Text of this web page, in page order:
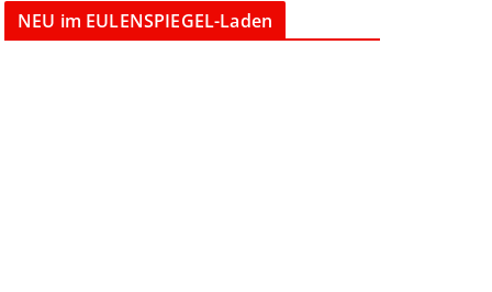
NEU im EULENSPIEGEL-Laden